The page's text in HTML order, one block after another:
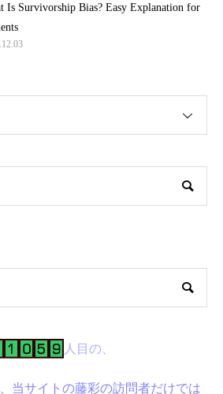
Is Survivorship Bias? Easy Explanation for
人目の、
当サイトの藤彩の訪問者だけでは